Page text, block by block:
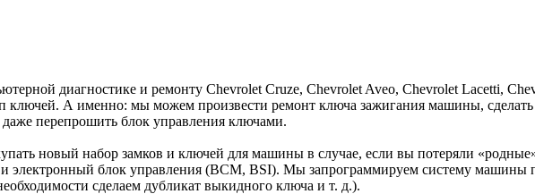
диагностике и ремонту Chevrolet Cruze, Chevrolet Aveo, Chevrolet Lacetti,
ключей. А именно: мы можем произвести ремонт ключа зажигания машины,
перепрошить блок управления ключами.
новый набор замков и ключей для машины в случае, если вы потеряли
электронный блок управления (BCM, BSI). Мы запрограммируем систему
сделаем дубликат выкидного ключа и т. д.).